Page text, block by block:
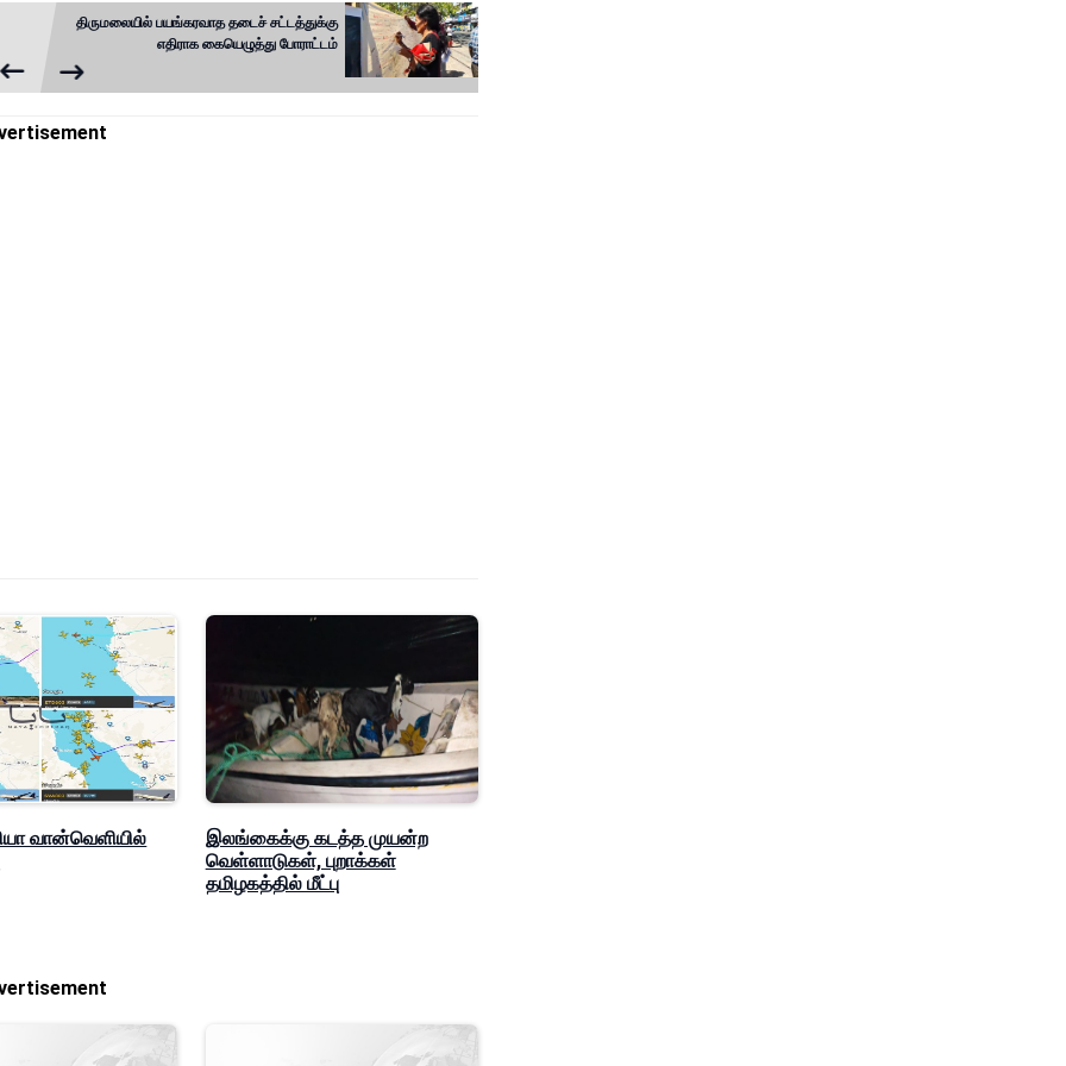
திருமலையில் பயங்கரவாத தடைச் சட்டத்துக்கு
எதிராக கையெழுத்து போராட்டம்
வான்வெளியில்
இலங்கைக்கு கடத்த முயன்ற
வெள்ளாடுகள், புறாக்கள்
தமிழகத்தில் மீட்பு